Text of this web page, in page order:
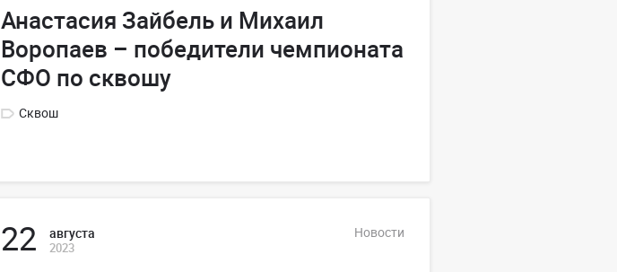
Анастасия Зайбель и Михаил
Воропаев – победители чемпионата
СФО по сквошу
Сквош
22 августа
2023
Новости